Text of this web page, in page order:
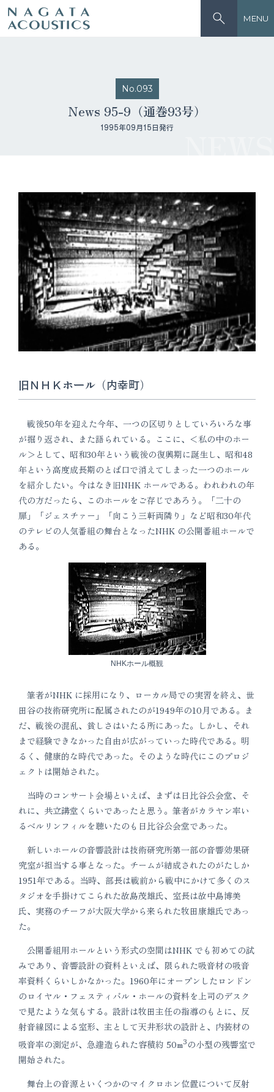
MENU
No.093
News 95-9（通巻93号）
1995年09月15日発行
旧ＮＨＫホール（内幸町）
戦後50年を迎えた今年、一つの区切りとしていろいろな事
が掘り返され、また語られている。ここに、＜私の中のホー
ル＞として、昭和30年という戦後の復興期に誕生し、昭和48
年という高度成長期のとば口で消えてしまった一つのホール
を紹介したい。今はなき旧NHK ホールである。われわれの年
代の方だったら、このホールをご存じであろう。「二十の
扉」「ジェスチァー」「向こう三軒両隣り」など昭和30年代
のテレビの人気番組の舞台となったNHK の公開番組ホールで
ある。
NHKホール概観
筆者がNHK に採用になり、ローカル局での実習を終え、世
田谷の技術研究所に配属されたのが1949年の10月である。ま
だ、戦後の混乱、貧しさはいたる所にあった。しかし、それ
まで経験できなかった自由が広がっていった時代である。明
るく、健康的な時代であった。そのような時代にこのプロジ
ェクトは開始された。
当時のコンサート会場といえば、まずは日比谷公会堂、そ
れに、共立講堂くらいであったと思う。筆者がカラヤン率い
るベルリンフィルを聴いたのも日比谷公会堂であった。
新しいホールの音響設計は技術研究所第一部の音響効果研
究室が担当する事となった。チームが結成されたのがたしか
1951年である。当時、部長は戦前から戦中にかけて多くのス
タジオを手掛けてこられた故島茂雄氏、室長は故中島博美
氏、実務のチーフが大阪大学から来られた牧田康雄氏であっ
た。
公開番組用ホールという形式の空間はNHK でも初めての試
みであり、音響設計の資料といえば、限られた吸音材の吸音
率資料くらいしかなかった。1960年にオープンしたロンドン
のロイヤル・フェスティバル・ホールの資料を上司のデスク
で見たような気もする。設計は牧田主任の指導のもとに、反
射音線図による室形、主として天井形状の設計と、内装材の
吸音率の測定が、急遽造られた容積約 50m3の小型の残響室で
開始された。
舞台上の音源といくつかのマイクロホン位置について反射